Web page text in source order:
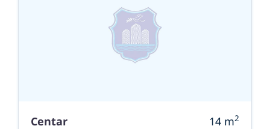
Centar 14 m2